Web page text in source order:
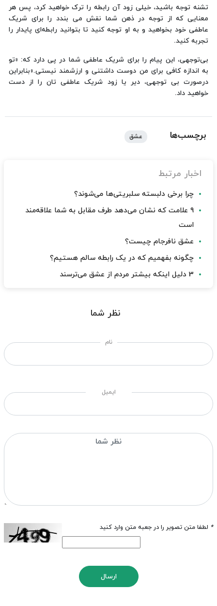
تشنه توجه باشید، خیلی زود آن رابطه را ترک خواهید کرد، پس هر
معنایی که از توجه در ذهن شما نقش می بندد را برای شریک
عاطفی خود بخواهید و به او توجه کنید تا بتوانید رابطه‌ای پایدار را
تجربه کنید.
بی‌توجهی، این پیام را برای شریک عاطفی شما در پی دارد که: «تو
به اندازه‌ کافی برای من دوست داشتنی و ارزشمند نیستی.»بنابراین
درصورت بی توجهی، دیر یا زود شریک عاطفی تان را از دست
خواهید داد.
برچسب‌ها عشق
اخبار مرتبط
چرا برخی دلبسته سلبریتی‌ها می‌شوند؟
۹ علامت که نشان می‌دهد طرف مقابل به شما علاقه‌مند
است
عشق نافرجام چیست؟
چگونه بفهمیم که در یک رابطه سالم هستیم؟
3 دلیل اینکه بیشتر مردم از عشق می‌ترسند
نظر شما
نام
ایمیل
* لطفا متن تصویر را در جعبه متن وارد کنید
ارسال